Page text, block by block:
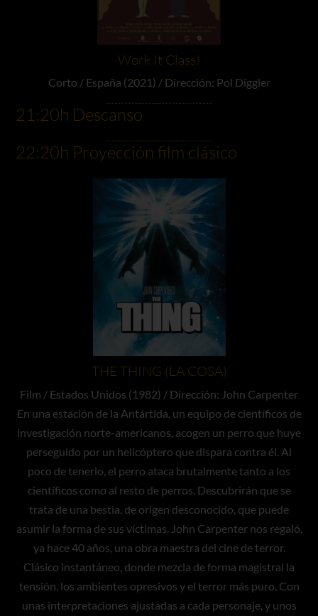
Work It Class!
Corto / España (2021) / Dirección: Pol Diggler
21:20h Descanso
22:20h Proyección film clásico
THE THING (LA COSA)
Film / Estados Unidos (1982) / Dirección: John Carpenter
En una estación de la Antártida, un equipo de científicos de
investigación norte-americanos, acogen un perro que huye
perseguido por un helicóptero que dispara contra él. Al
poco de tenerlo, el perro ataca brutalmente tanto a los
científicos como al resto de perros. Descubrirán que se
trata de una bestia, de origen desconocido, que puede
asumir la forma de sus víctimas. John Carpenter nos regaló,
ya hace 40 años, una obra maestra del cine de terror.
Clásico instantáneo, donde mezcla de forma magistral la
tensión, los ambientes opresivos y el terror más puro. Con
unas interpretaciones ajustadas a cada personaje, y unos